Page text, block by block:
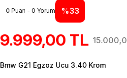
0 Puan - 0 Yorum %33
9.999,00 TL
Bmw G21 Egzoz Ucu 3.40 Krom